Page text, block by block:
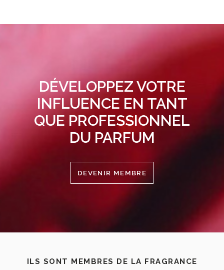
DÉVELOPPEZ VOTRE
INFLUENCE EN TANT
QUE PROFESSIONNEL
DU PARFUM
DEVENIR MEMBRE
ILS SONT MEMBRES DE LA FRAGRANCE